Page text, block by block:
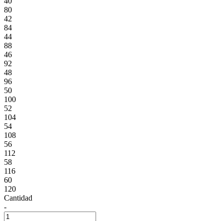
80
42
84
44
88
46
92
48
96
50
100
52
104
54
108
56
112
58
116
60
120
Cantidad
-